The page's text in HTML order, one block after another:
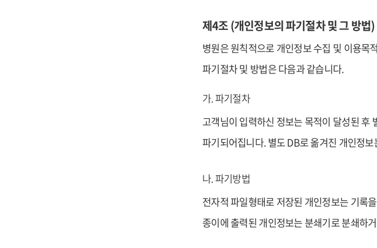
제4조 (개인정보의 파기절차 및 그 방법)
병원은 원칙적으로 개인정보 수집 및 이용목
파기절차 및 방법은 다음과 같습니다.
가. 파기절차
고객님이 입력하신 정보는 목적이 달성된 후
파기되어집니다. 별도 DB로 옮겨진 개인정
나. 파기방법
전자적 파일형태로 저장된 개인정보는 기록
종이에 출력된 개인정보는 분쇄기로 분쇄하